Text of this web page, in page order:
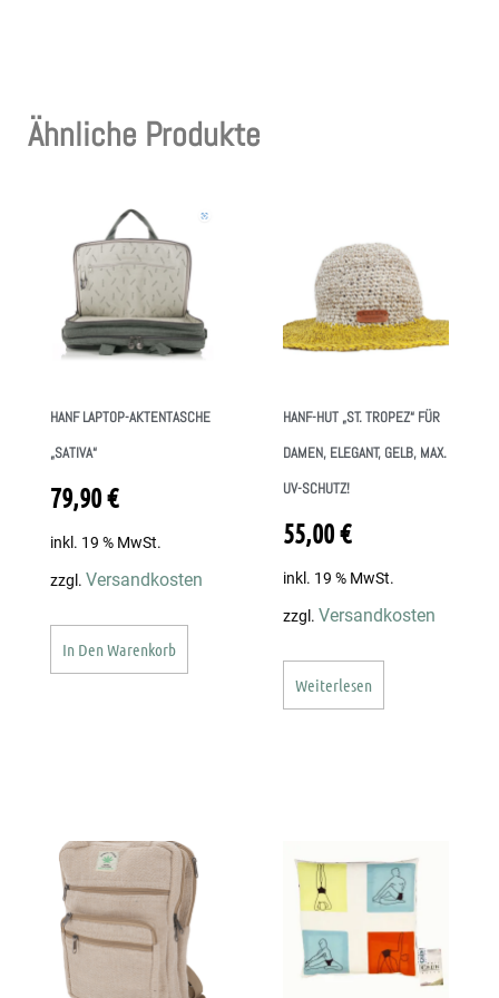
Ähnliche Produkte
HANF LAPTOP-AKTENTASCHE
„SATIVA“
79,90€
inkl. 19 % MwSt.
zzgl. Versandkosten
In Den Warenkorb
HANF-HUT „ST. TROPEZ“ FÜR
DAMEN, ELEGANT, GELB, MAX.
UV-SCHUTZ!
55,00€
inkl. 19 % MwSt.
zzgl. Versandkosten
Weiterlesen